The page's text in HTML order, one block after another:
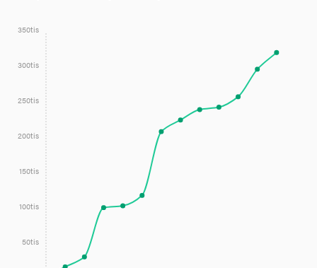
50tis
100tis
150tis
200tis
250tis
300tis
350tis